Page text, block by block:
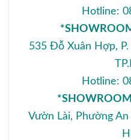
Hotline:
535 Đỗ Xuân Hợp,
Hotline:
Vườn Lài, Phường